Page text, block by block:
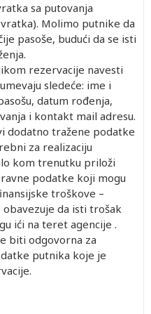
sa putovanja
Molimo putnike da
pasoše, budući da se isti
rezervacije navesti
sledeće: ime i
datum rođenja,
i kontakt mail adresu.
dodatno tražene podatke
za realizaciju
kom trenutku priloži
podatke koji mogu
troškove –
da isti trošak
ići na teret agencije .
biti odgovorna za
putnika koje je